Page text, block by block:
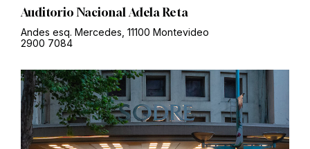
Auditorio Nacional Adela Reta
Andes esq. Mercedes, 11100 Montevideo
2900 7084